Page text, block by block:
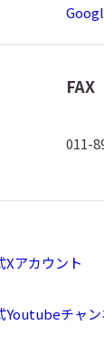
FAX
011-
Xアカウント
Youtubeチャン